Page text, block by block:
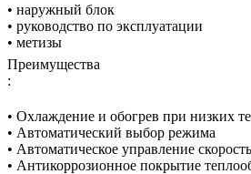
• наружный блок
• руководство по эксплуатации
• метизы
Преимущества
:
• Охлаждение и обогрев при низких
• Автоматический выбор режима
• Автоматическое управление
• Антикоррозионное покрытие